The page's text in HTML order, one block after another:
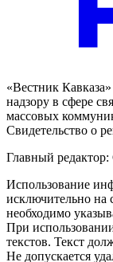
«Вестник
надзору в сфере
массовых
Свидетельство о
Главный
Использование
исключительно на
необходимо
При
текстов. Текст
Не допускается